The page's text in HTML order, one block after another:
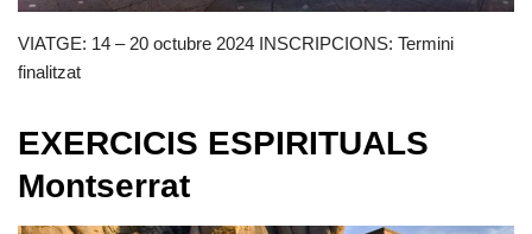
VIATGE: 14 – 20 octubre 2024 INSCRIPCIONS: Termini
finalitzat
EXERCICIS ESPIRITUALS
Montserrat